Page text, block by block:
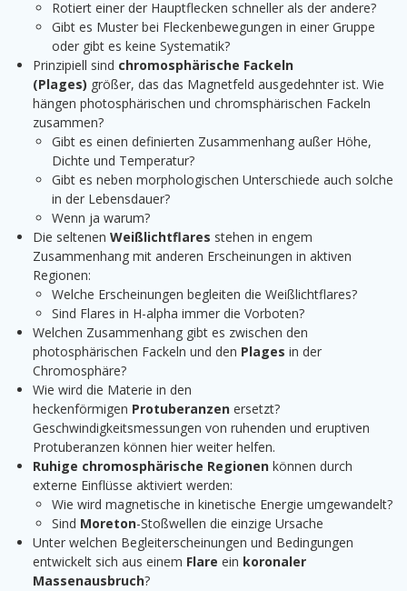
Rotiert einer der Hauptflecken schneller als der andere?
Gibt es Muster bei Fleckenbewegungen in einer Gruppe
oder gibt es keine Systematik?
Prinzipiell sind chromosphärische Fackeln
(Plages) größer, das das Magnetfeld ausgedehnter ist. Wie
hängen photosphärischen und chromsphärischen Fackeln
zusammen?
Gibt es einen definierten Zusammenhang außer Höhe,
Dichte und Temperatur?
Gibt es neben morphologischen Unterschiede auch solche
in der Lebensdauer?
Wenn ja warum?
Die seltenen Weißlichtflares stehen in engem
Zusammenhang mit anderen Erscheinungen in aktiven
Regionen:
Welche Erscheinungen begleiten die Weißlichtflares?
Sind Flares in H-alpha immer die Vorboten?
Welchen Zusammenhang gibt es zwischen den
photosphärischen Fackeln und den Plages in der
Chromosphäre?
Wie wird die Materie in den
heckenförmigen Protuberanzen ersetzt?
Geschwindigkeitsmessungen von ruhenden und eruptiven
Protuberanzen können hier weiter helfen.
Ruhige chromosphärische Regionen können durch
externe Einflüsse aktiviert werden:
Wie wird magnetische in kinetische Energie umgewandelt?
Sind Moreton-Stoßwellen die einzige Ursache
Unter welchen Begleiterscheinungen und Bedingungen
entwickelt sich aus einem Flare ein koronaler
Massenausbruch?